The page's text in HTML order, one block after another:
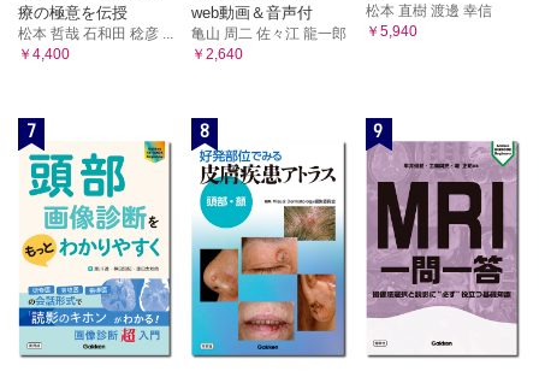
療の極意を伝授
松本 哲哉 石和田 稔彦 ...
￥4,400
web動画＆音声付
亀山 周二 佐々江 龍一郎
￥2,640
松本 直樹 渡邊 幸信
￥5,940
7 8 9